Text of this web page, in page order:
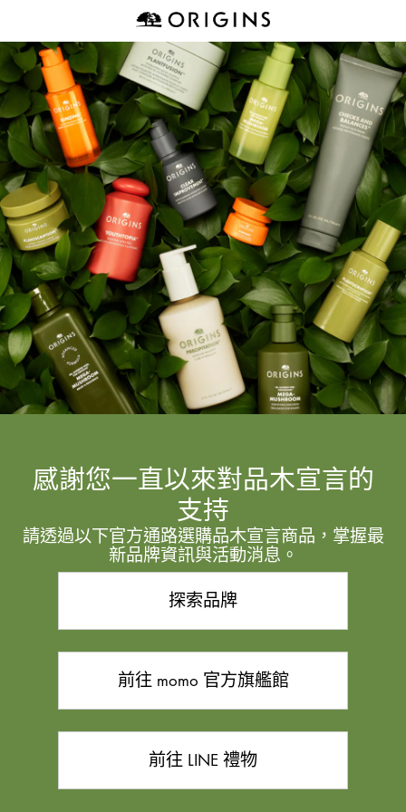
感謝您一直以來對品木宣言的
支持
請透過以下官方通路選購品木宣言商品，掌握最
新品牌資訊與活動消息。
探索品牌
前往 momo 官方旗艦館
前往 LINE 禮物